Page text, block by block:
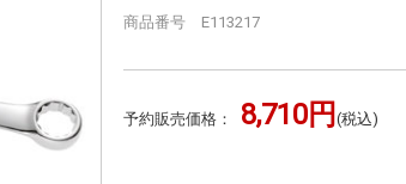
商品番号 E113217
予約販売価格： 8,710円 (税込)